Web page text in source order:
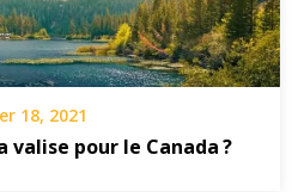
18, 2021
valise pour le Canada ?